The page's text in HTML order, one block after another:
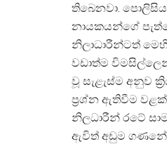
තිබෙනවා.
නායකයන්ගේ
නිලාධාරීන්ටත්
වඩාත්ම
වූ සැළැස්ම අනුව
ප්‍රශ්න ඇතිවීම
නිලධාරීන් රටේ
ඇවිත් අඩුම ගණනේ